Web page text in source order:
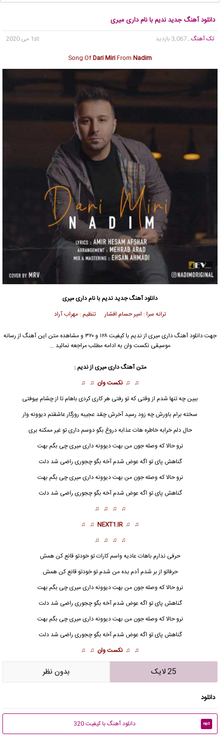
دانلود آهنگ جدید ندیم با نام داری میری
تک آهنگ , 3,067 بازدید
1st می 2020
Song OfDari MiriFrom Nadim
دانلود آهنگ جدیدندیمبا نام داری میری
ترانه سرا : امیر حسام افشار تنظیم : مهراب آراد
جهت دانلود آهنگ داری میری ازندیم
با کیفیت ۱۲۸ و ۳۲۰ و مشاهده متن این آهنگ از رسانه
موسیقی نکست وان به ادامه مطلب مراجعه نمائید …
متن آهنگ داری میری ازندیم:
♫ ♫ نکست وان ♫ ♫
ببین چه تنها شدم از وقتی که تو رفتی هر کاری کردی باهام تا از چشام بیوفتی
سخته برام باورش چه زود رسید آخرش چقد عجیبه روزگار عاشقتم دیوونه وار
حال دلم خرابه خاطره هات عذابه دروغ بگو دوسم داری تو غیر ممکنه بری
نرو حالا که وصله جون من بهت دیوونه داری میری چی بگم بهت
گناهش پای تو اگه عوض شدم آخه بگو چجوری راضی شد دلت
نرو حالا که وصله جون من بهت دیوونهداری میری چی بگم بهت
گناهش پای تو اگه عوض شدم آخه بگو چجوری راضی شد دلت
♫ ♫ ♫ ♫
♫ ♫
NEXT1.IR
♫ ♫
♫ ♫ ♫ ♫
حرفی ندارم باهات عادیه واسم کارات تو خودتو قانع کن همش
حرفاتو از بر شدم آدم بده من شدم تو خودتو قانع کن همش
نرو حالا که وصله جون من بهت دیوونه داری میری چی بگم بهت
گناهش پای تو اگه عوض شدم آخه بگو چجوری راضی شد دلت
نرو حالا که وصله جون من بهت دیوونهداری میریچی بگم بهت
گناهش پای تو اگه عوض شدم آخه بگو چجوری راضی شد دلت
♫ ♫ نکست وان ♫ ♫
25 لایک بدون نظر
دانلود
mp3 دانلود آهنگ با کیفیت 320